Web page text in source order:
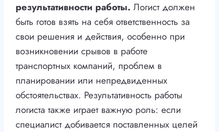
результативности работы. Логист должен
быть готов взять на себя ответственность за
свои решения и действия, особенно при
возникновении срывов в работе
транспортных компаний, проблем в
планировании или непредвиденных
обстоятельствах. Результативность работы
логиста также играет важную роль: если
специалист добивается поставленных целей